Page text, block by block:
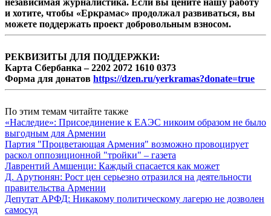
независимая журналистика. Если вы цените нашу работу
и хотите, чтобы «Еркрамас» продолжал развиваться, вы
можете поддержать проект добровольным взносом.
РЕКВИЗИТЫ ДЛЯ ПОДДЕРЖКИ:
Карта Сбербанка – 2202 2072 1610 0373
Форма для донатов https://dzen.ru/yerkramas?donate=true
По этим темам читайте также
«Наследие»: Присоединение к ЕАЭС никоим образом не было
выгодным для Армении
Партия "Процветающая Армения" возможно провоцирует
раскол оппозиционной "тройки" – газета
Лаврентий Амшенци: Каждый спасается как может
Д. Арутюнян: Рост цен серьезно отразился на деятельности
правительства Армении
Депутат АРФД: Никакому политическому лагерю не дозволен
самосуд